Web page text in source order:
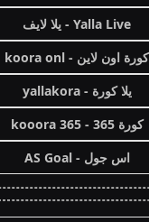
Yalla Live - يلا لايف
كورة اون لاين - koora onl
يلا كورة - yallakora
كورة 365 - kooora 365
اس جول - AS Goal